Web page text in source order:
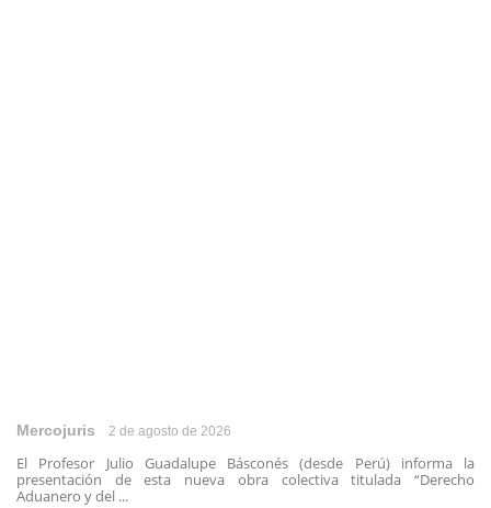
Mercojuris 2 de agosto de 2026
El Profesor Julio Guadalupe Básconés (desde Perú) informa la
presentación de esta nueva obra colectiva titulada “Derecho
Aduanero y del ...